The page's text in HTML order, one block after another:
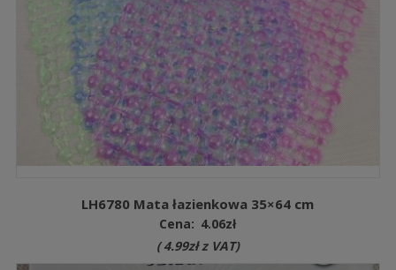
LH6780 Mata łazienkowa 35×64 cm
Cena: 4.06zł
( 4.99złz VAT)